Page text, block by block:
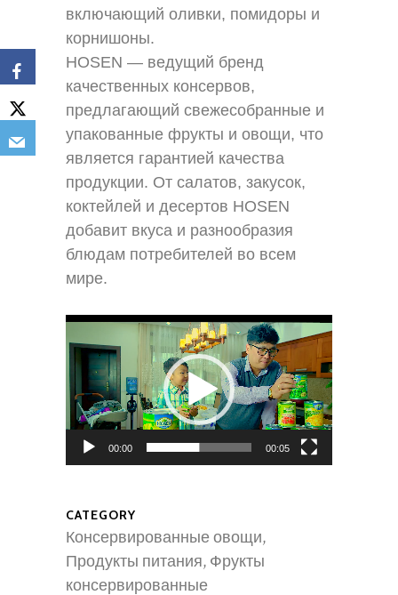
включающий оливки, помидоры и
корнишоны.
HOSEN — ведущий бренд
качественных консервов,
предлагающий свежесобранные и
упакованные фрукты и овощи, что
является гарантией качества
продукции. От салатов, закусок,
коктейлей и десертов HOSEN
добавит вкуса и разнообразия
блюдам потребителей во всем
мире.
00:00 00:05
CATEGORY
Консервированные овощи,
Продукты питания, Фрукты
консервированные